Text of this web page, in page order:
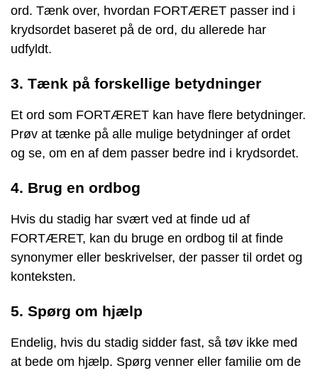
ord. Tænk over, hvordan FORTÆRET passer ind i
krydsordet baseret på de ord, du allerede har
udfyldt.
3. Tænk på forskellige betydninger
Et ord som FORTÆRET kan have flere betydninger.
Prøv at tænke på alle mulige betydninger af ordet
og se, om en af dem passer bedre ind i krydsordet.
4. Brug en ordbog
Hvis du stadig har svært ved at finde ud af
FORTÆRET, kan du bruge en ordbog til at finde
synonymer eller beskrivelser, der passer til ordet og
konteksten.
5. Spørg om hjælp
Endelig, hvis du stadig sidder fast, så tøv ikke med
at bede om hjælp. Spørg venner eller familie om de